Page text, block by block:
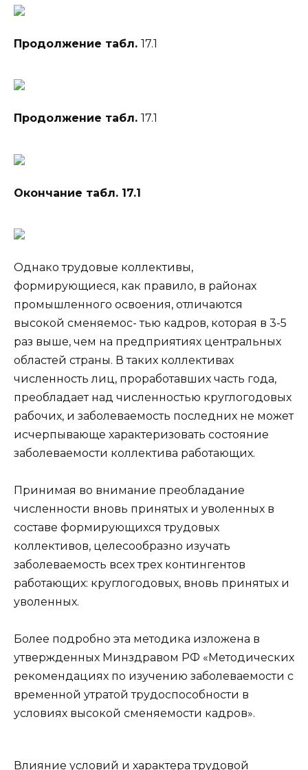
Продолжение табл. 17.1
Продолжение табл. 17.1
Окончание табл. 17.1
Однако трудовые коллективы,
формирующиеся, как правило, в районах
промышленного освоения, отличаются
высокой сменяемос- тью кадров, которая в 3-5
раз выше, чем на предприятиях центральных
областей страны. В таких коллективах
численность лиц, проработавших часть года,
преобладает над численностью круглогодовых
рабочих, и заболеваемость последних не может
исчерпывающе характеризовать состояние
заболеваемости коллектива работающих.
Принимая во внимание преобладание
численности вновь принятых и уволенных в
составе формирующихся трудовых
коллективов, целесообразно изучать
заболеваемость всех трех контингентов
работающих: круглогодовых, вновь принятых и
уволенных.
Более подробно эта методика изложена в
утвержденных Минздравом РФ «Методических
рекомендациях по изучению заболеваемости с
временной утратой трудоспособности в
условиях высокой сменяемости кадров».
Влияние условий и характера трудовой